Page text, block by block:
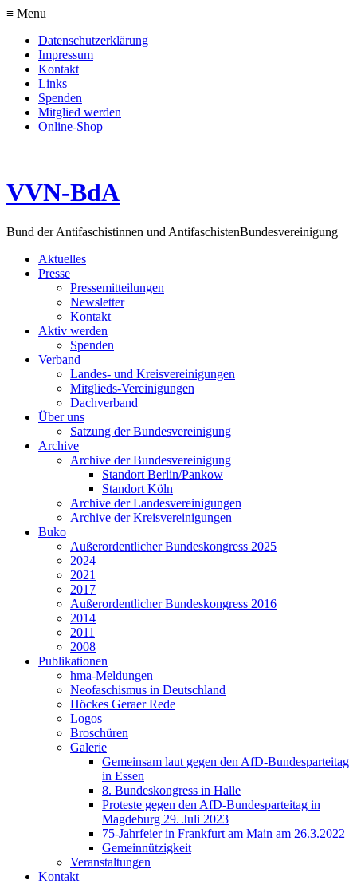
≡ Menu
Datenschutzerklärung
Impressum
Kontakt
Links
Spenden
Mitglied werden
Online-Shop
VVN-BdA
Bund der Antifaschistinnen und AntifaschistenBundesvereinigung
Aktuelles
Presse
Pressemitteilungen
Newsletter
Kontakt
Aktiv werden
Spenden
Verband
Landes- und Kreisvereinigungen
Mitglieds-Vereinigungen
Dachverband
Über uns
Satzung der Bundesvereinigung
Archive
Archive der Bundesvereinigung
Standort Berlin/Pankow
Standort Köln
Archive der Landesvereinigungen
Archive der Kreisvereinigungen
Buko
Außerordentlicher Bundeskongress 2025
2024
2021
2017
Außerordentlicher Bundeskongress 2016
2014
2011
2008
Publikationen
hma-Meldungen
Neofaschismus in Deutschland
Höckes Geraer Rede
Logos
Broschüren
Galerie
Gemeinsam laut gegen den AfD-Bundesparteitag
in Essen
8. Bundeskongress in Halle
Proteste gegen den AfD-Bundesparteitag in
Magdeburg 29. Juli 2023
75-Jahrfeier in Frankfurt am Main am 26.3.2022
Gemeinnützigkeit
Veranstaltungen
Kontakt